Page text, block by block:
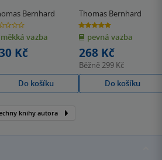
Bernhard
měkká vazba
Kč
Do košíku
Thomas Bernhard
5.0
z
5
hvězdiček
pevná vazba
268 Kč
Běžně299 Kč
Do košíku
knihy autora